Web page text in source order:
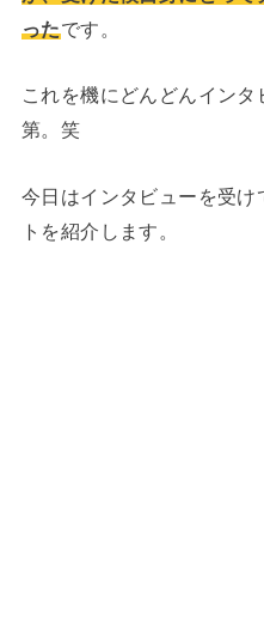
ったです。
これを機にどんどんイン
第。笑
今日はインタビューを受
トを紹介します。